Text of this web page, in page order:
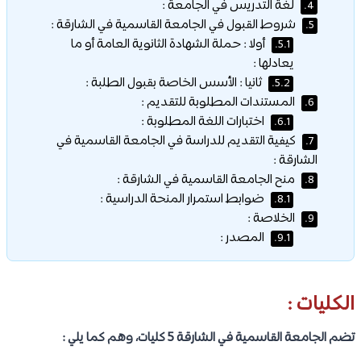
4. لغة التدريس في الجامعة :
5. شروط القبول في الجامعة القاسمية في الشارقة :
5.1.
أولا : حملة الشهادة الثانوية العامة أو ما
يعادلها :
5.2. ثانيا : الأسس الخاصة بقبول الطلبة :
6. المستندات المطلوبة للتقديم :
6.1. اختبارات اللغة المطلوبة :
7.
كيفية التقديم للدراسة في الجامعة القاسمية في
الشارقة :
8. منح الجامعة القاسمية في الشارقة :
8.1. ضوابط استمرار المنحة الدراسية :
9. الخلاصة :
9.1. المصدر :
الكليات :
تضم الجامعة القاسمية في الشارقة 5 كليات، وهم كما يلي :